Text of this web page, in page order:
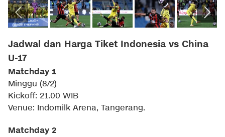
Jadwal dan Harga Tiket Indonesia vs China
U-17
Matchday 1
Minggu (8/2)
Kickoff: 21.00 WIB
Venue: Indomilk Arena, Tangerang.
Matchday 2